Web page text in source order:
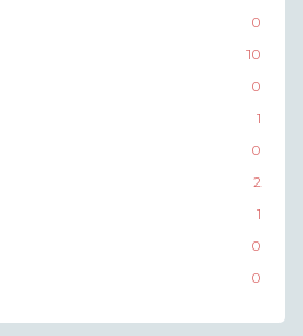
0
10
0
1
0
2
1
0
0